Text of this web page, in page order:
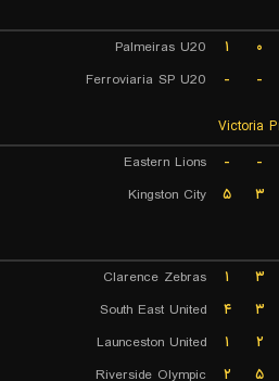
۰ ۱
Palmeiras U20
-
-
Ferroviaria SP U20
-
-
Eastern Lions
۳ ۵ Kingston City
۳ ۱
Clarence Zebras
۳ ۴
South East United
۲ ۱
Launceston United
۵ ۲
Riverside Olympic